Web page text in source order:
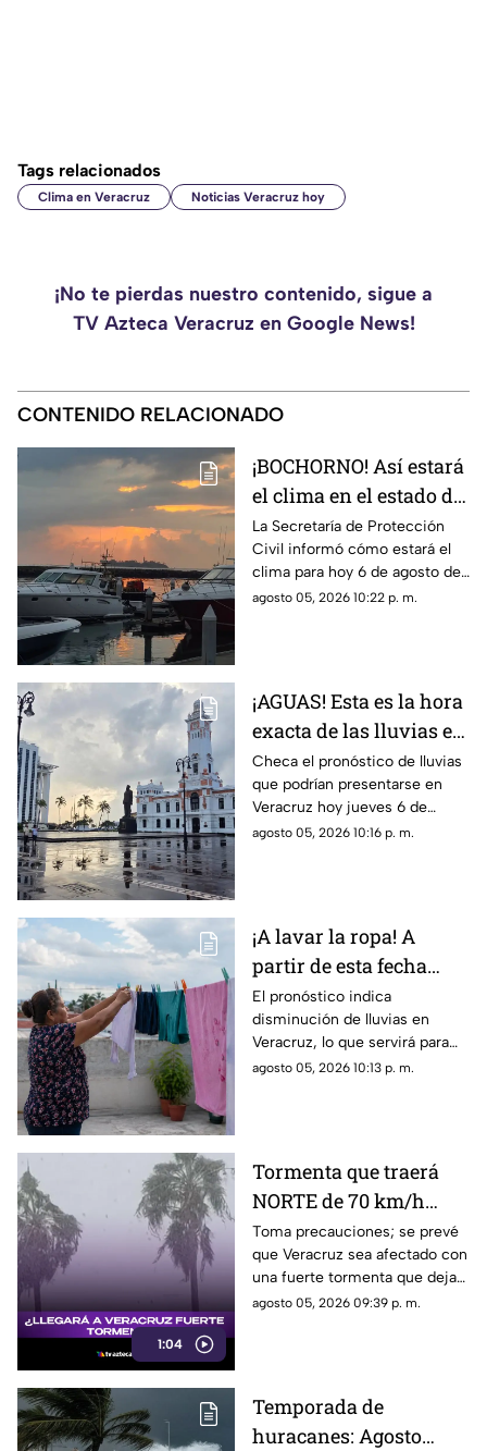
Tags relacionados
Clima en Veracruz Noticias Veracruz hoy
¡No te pierdas nuestro contenido, sigue a
TV Azteca Veracruz en Google News!
CONTENIDO RELACIONADO
¡BOCHORNO! Así estará
el clima en el estado de
Veracruz hoy 6 de
agosto de 2026
La Secretaría de Protección
Civil informó cómo estará el
clima para hoy 6 de agosto de
2026 en Veracruz, así como el
agosto 05, 2026 10:22 p. m.
¡AGUAS! Esta es la hora
exacta de las lluvias en
el estado de Veracruz
hoy 6 de agosto de 2026
Checa el pronóstico de lluvias
que podrían presentarse en
Veracruz hoy jueves 6 de
agosto de 2026, así como la
agosto 05, 2026 10:16 p. m.
¡A lavar la ropa! A
partir de esta fecha
disminuyen las lluvias
en Veracruz
El pronóstico indica
disminución de lluvias en
Veracruz, lo que servirá para
que muchos aprovechen a
agosto 05, 2026 10:13 p. m.
1:04
Tormenta que traerá
NORTE de 70 km/h
llegará a Veracruz; así
estará el mal tiempo
Toma precauciones; se prevé
que Veracruz sea afectado con
una fuerte tormenta que dejará
viento del norte de hasta 70
agosto 05, 2026 09:39 p. m.
Temporada de
huracanes: Agosto